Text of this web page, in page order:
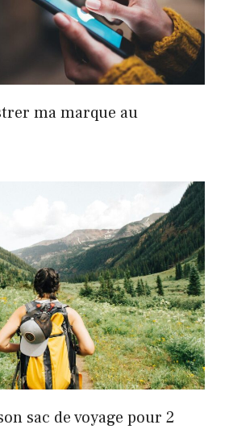
ma marque au
sac de voyage pour 2